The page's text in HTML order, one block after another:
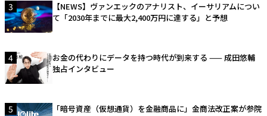
3
【NEWS】ヴァンエックのアナリスト、イーサリアムについ
て「2030年までに最大2,400万円に達する」と予想
4
お金の代わりにデータを持つ時代が到来する —— 成田悠輔
独占インタビュー
5
「暗号資産（仮想通貨）を金融商品に」金商法改正案が参院